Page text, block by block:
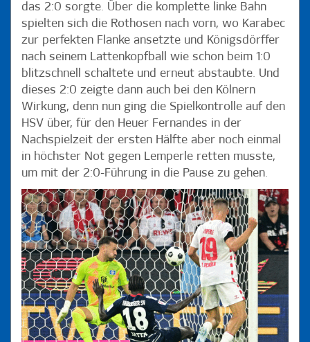
das 2:0 sorgte. Über die komplette linke Bahn
spielten sich die Rothosen nach vorn, wo Karabec
zur perfekten Flanke ansetzte und Königsdörffer
nach seinem Lattenkopfball wie schon beim 1:0
blitzschnell schaltete und erneut abstaubte. Und
dieses 2:0 zeigte dann auch bei den Kölnern
Wirkung, denn nun ging die Spielkontrolle auf den
HSV über, für den Heuer Fernandes in der
Nachspielzeit der ersten Hälfte aber noch einmal
in höchster Not gegen Lemperle retten musste,
um mit der 2:0-Führung in die Pause zu gehen.